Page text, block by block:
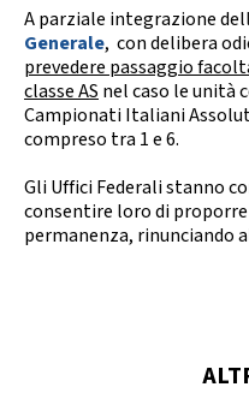
Tesseramento
Formazione
Calendario Gare
A parziale integrazione
Generale, con delibera
prevedere passaggio
classe AS nel caso le unità
Campionati Italiani
compreso tra 1 e 6.
Gli Uffici Federali stanno
consentire loro di
permanenza, rinunciando